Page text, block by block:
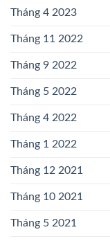
Tháng 4 2023
Tháng 11 2022
Tháng 9 2022
Tháng 5 2022
Tháng 4 2022
Tháng 1 2022
Tháng 12 2021
Tháng 10 2021
Tháng 5 2021